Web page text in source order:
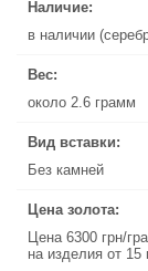
Наличие:
в наличии
Вес:
около 2.6 грамм
Вид вставки:
Без камней
Цена золота:
Цена 6300 грн/
на изделия от
Цена 6300 грн/
на